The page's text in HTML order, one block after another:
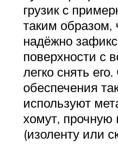
грузик с
таким
надёжно
поверхности с
легко снять
обеспечения
используют
хомут, прочную
(изоленту или